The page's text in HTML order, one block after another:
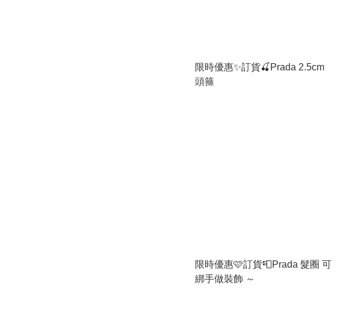
限時優惠✨訂貨🍒Prada 2.5cm
頭箍
限時優惠🩷訂貨📮Prada 髮圈 可
綁手做裝飾 ～